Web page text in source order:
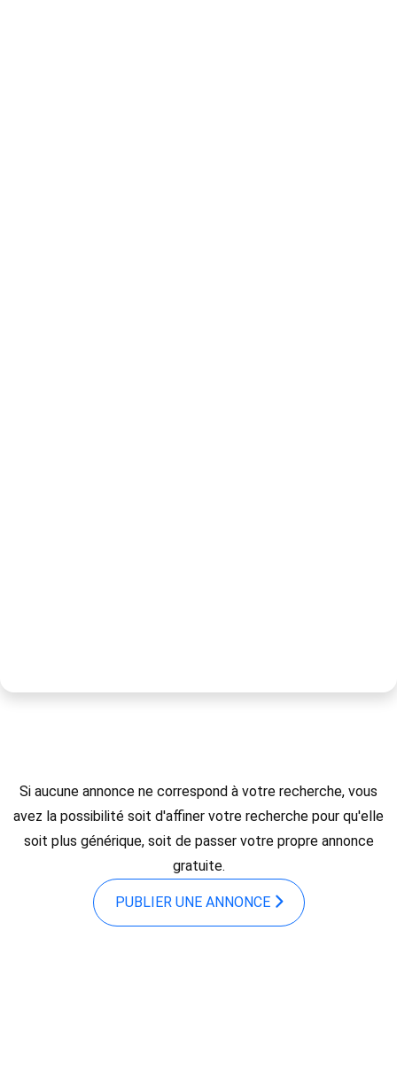
Si aucune annonce ne correspond à votre recherche, vous
avez la possibilité soit d'affiner votre recherche pour qu'elle
soit plus générique, soit de passer votre propre annonce
gratuite.
PUBLIER UNE ANNONCE